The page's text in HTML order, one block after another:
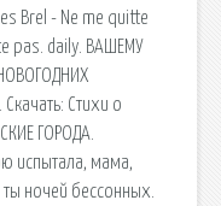
Brel - Ne me quitte
pas. daily. ВАШЕМУ
Стихи о
ГОРОДА.
испытала, мама,
ты ночей бессонных.